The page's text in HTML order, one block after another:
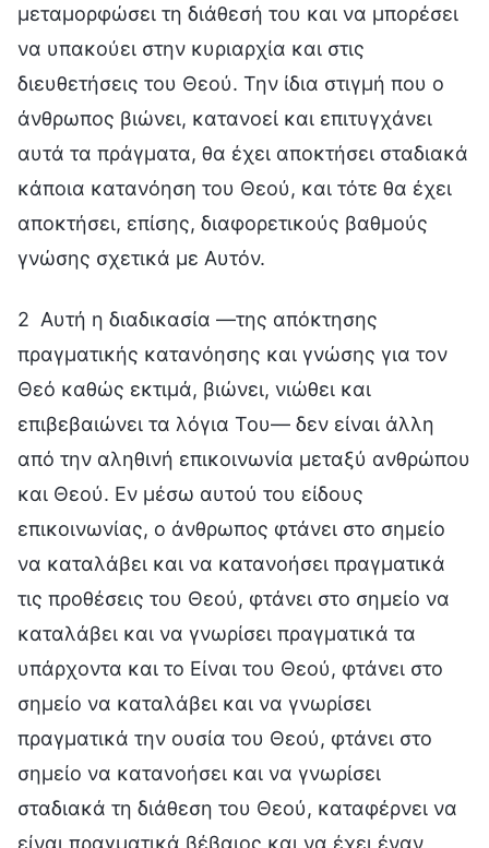
μεταμορφώσει τη διάθεσή του και να μπορέσει
να υπακούει στην κυριαρχία και στις
διευθετήσεις του Θεού. Την ίδια στιγμή που ο
άνθρωπος βιώνει, κατανοεί και επιτυγχάνει
αυτά τα πράγματα, θα έχει αποκτήσει σταδιακά
κάποια κατανόηση του Θεού, και τότε θα έχει
αποκτήσει, επίσης, διαφορετικούς βαθμούς
γνώσης σχετικά με Αυτόν.
2 Αυτή η διαδικασία —της απόκτησης
πραγματικής κατανόησης και γνώσης για τον
Θεό καθώς εκτιμά, βιώνει, νιώθει και
επιβεβαιώνει τα λόγια Του— δεν είναι άλλη
από την αληθινή επικοινωνία μεταξύ ανθρώπου
και Θεού. Εν μέσω αυτού του είδους
επικοινωνίας, ο άνθρωπος φτάνει στο σημείο
να καταλάβει και να κατανοήσει πραγματικά
τις προθέσεις του Θεού, φτάνει στο σημείο να
καταλάβει και να γνωρίσει πραγματικά τα
υπάρχοντα και το Είναι του Θεού, φτάνει στο
σημείο να καταλάβει και να γνωρίσει
πραγματικά την ουσία του Θεού, φτάνει στο
σημείο να κατανοήσει και να γνωρίσει
σταδιακά τη διάθεση του Θεού, καταφέρνει να
είναι πραγματικά βέβαιος και να έχει έναν